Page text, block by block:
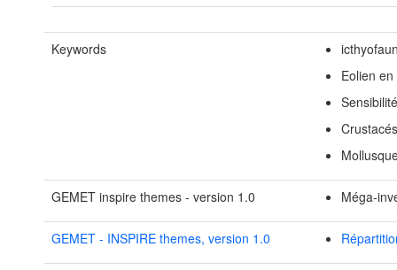
Keywords
Eolien
Crustacés
GEMET inspire themes - version 1.0 Méga-
GEMET - INSPIRE themes, version 1.0